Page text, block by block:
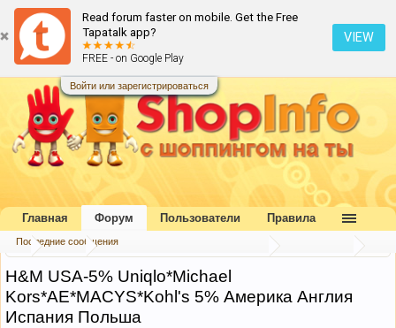
Read forum faster on mobile. Get the Free
Tapatalk app?
FREE - on Google Play
VIEW
Войти или зарегистрироваться
... Форум Посредники и совместные покупки
Н&М USA-5% Uniqlo*Michael
Kors*AE*MACYS*Kohl's 5% Америка Англия
Испания Польша
Главная Форум
Последние сообщения
Пользователи Правила